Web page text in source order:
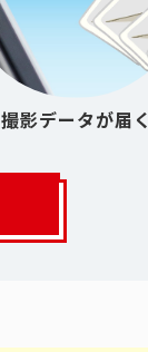
撮影データが届く